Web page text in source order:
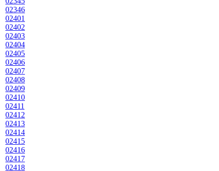
02346
02401
02402
02403
02404
02405
02406
02407
02408
02409
02410
02411
02412
02413
02414
02415
02416
02417
02418